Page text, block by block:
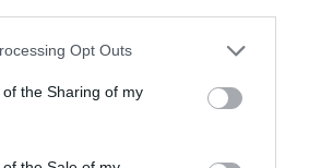
app uses one or more Google
or usage behaviour. You may click to
to Google and its third-party tags to
specified purposes in below Google
Opt Outs
the Sharing of my
a tűzbe. A robbanás letépte a
s megölte kilencéves
az egész családot, s a
is mertek ellátogatni Clay megyébe.